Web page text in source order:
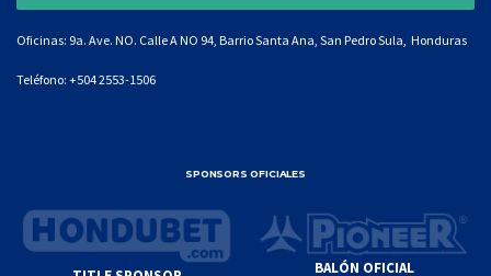
Oficinas: 9a. Ave. NO. Calle A NO 94, Barrio Santa Ana, San Pedro Sula, Honduras
Teléfono: +504 2553-1506
SPONSORS OFICIALES
BALÓN OFICIAL